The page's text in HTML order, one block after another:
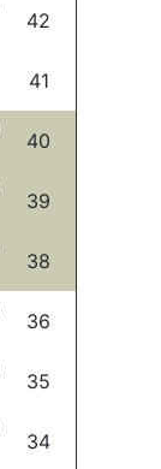
42
41
40
39
38
36
35
34